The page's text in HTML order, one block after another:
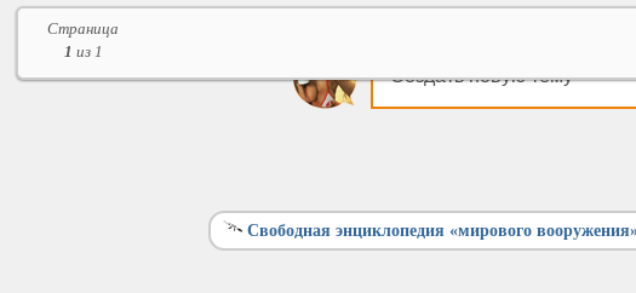
Создать новую тему
Свободная энциклопедия «мирового
Страница
1 из 1